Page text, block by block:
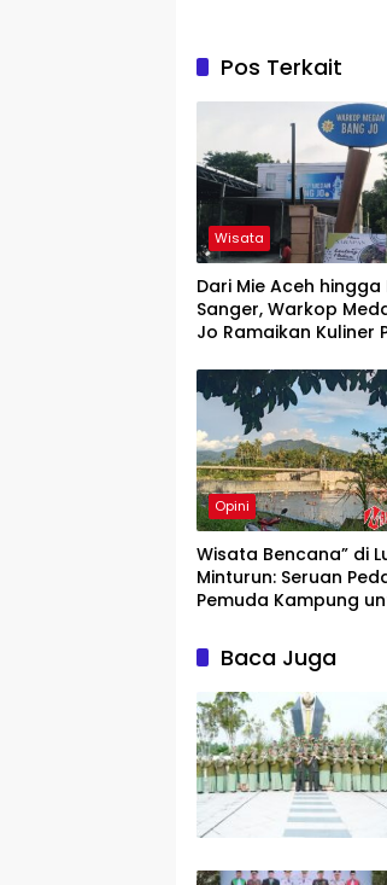
Pos Terkait
Wisata
Dari Mie Aceh hingga
Sanger, Warkop
Jo Ramaikan Kuliner
Opini
Wisata Bencana” di
Minturun: Seruan
Pemuda Kampung
Bantuan
Baca Juga